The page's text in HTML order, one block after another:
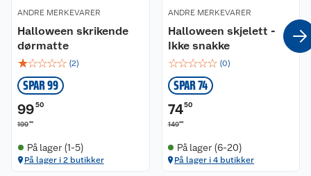
ANDRE MERKEVARER
Halloween skrikende
dørmatte
☆☆☆☆☆ (2)
SPAR 99
9950
19900
På lager (1-5)
På lager i 2 butikker
ANDRE MERKEVARER
Halloween skjelett -
Ikke snakke
☆☆☆☆☆ (0)
SPAR 74
7450
14900
På lager (6-20)
På lager i 4 butikker